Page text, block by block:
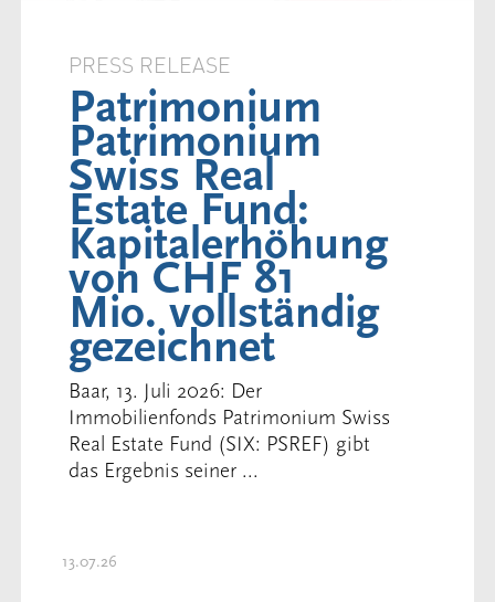
PRESS RELEASE
Patrimonium
Patrimonium
Swiss Real
Estate Fund:
Kapitalerhöhung
von CHF 81
Mio. vollständig
gezeichnet
Baar, 13. Juli 2026: Der
Immobilienfonds Patrimonium Swiss
Real Estate Fund (SIX: PSREF) gibt
das Ergebnis seiner ...
13.07.26